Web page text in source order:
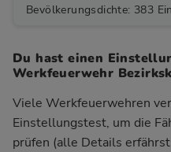
Bevölkerungsdichte: 383
Du hast einen
Werkfeuerwehr
Viele Werkfeuerwehren
Einstellungstest, um die
prüfen (alle Details